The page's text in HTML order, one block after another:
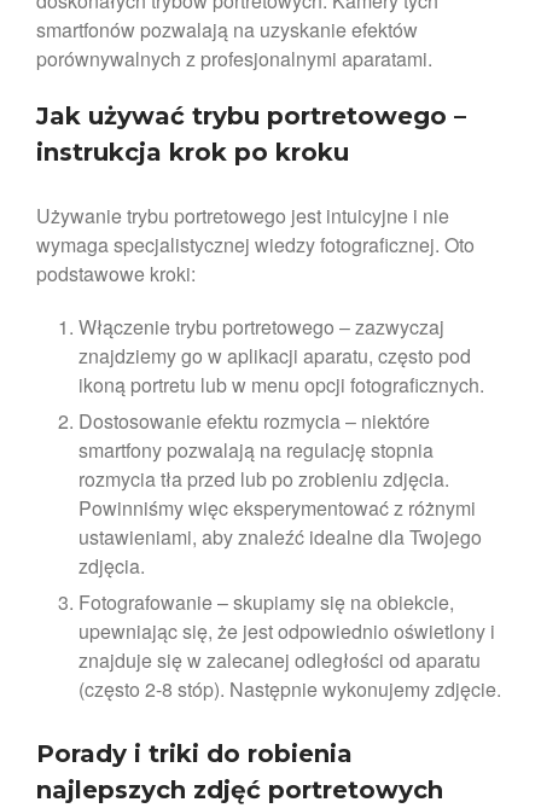
smartfonów pozwalają na uzyskanie efektów
porównywalnych z profesjonalnymi aparatami.
Jak używać trybu portretowego –
instrukcja krok po kroku
Używanie trybu portretowego jest intuicyjne i nie
wymaga specjalistycznej wiedzy fotograficznej. Oto
podstawowe kroki:
Włączenie trybu portretowego – zazwyczaj
znajdziemy go w aplikacji aparatu, często pod
ikoną portretu lub w menu opcji fotograficznych.
Dostosowanie efektu rozmycia – niektóre
smartfony pozwalają na regulację stopnia
rozmycia tła przed lub po zrobieniu zdjęcia.
Powinniśmy więc eksperymentować z różnymi
ustawieniami, aby znaleźć idealne dla Twojego
zdjęcia.
Fotografowanie – skupiamy się na obiekcie,
upewniając się, że jest odpowiednio oświetlony i
znajduje się w zalecanej odległości od aparatu
(często 2-8 stóp). Następnie wykonujemy zdjęcie.
Porady i triki do robienia
najlepszych zdjęć portretowych